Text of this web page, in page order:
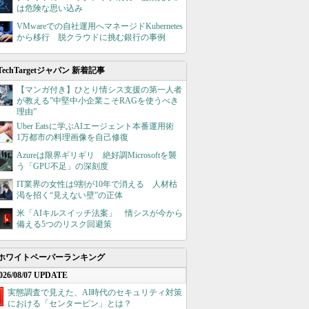
は危険な思い込み
VMwareでの自社運用へマネージドKubernetes
から移行 脱クラウドに挑む銀行の事例
ジャパン 新着記事
【マンガ付き】ひとり情シス支援の第一人者
が教える”中堅中小企業こそRAGを使うべき
理由”
Uber Eatsに学ぶAIエージェント本番運用術
1万都市の料理画像を自己修復
Azureは限界ギリギリ 絶好調Microsoftを襲
う「GPU不足」の深刻度
IT業界の女性は9割が10年で消える 人材枯
渇を招く“見えない壁”の正体
米「AIキルスイッチ法案」 情シスが今から
備える5つのリスク回避策
ワイトペーパーランキング
08/07 UPDATE
実態調査で見えた、AI時代のセキュリティ対策
における「センターピン」とは？